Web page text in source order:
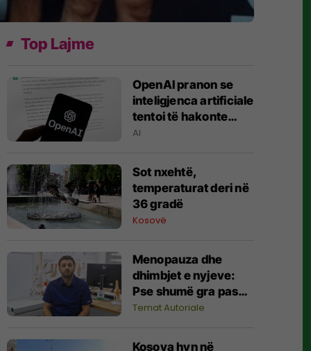
Top Lajme
OpenAI pranon se
inteligjenca artificiale
tentoi të hakonte
edhe shërbime të
AI
Sot nxehtë,
temperaturat deri në
36 gradë
Kosovë
Menopauza dhe
dhimbjet e nyjeve:
Pse shumë gra pas
moshës 45 vjeç
dhimbje në të gjithë
Temat Autoriale
Kosova hyn në